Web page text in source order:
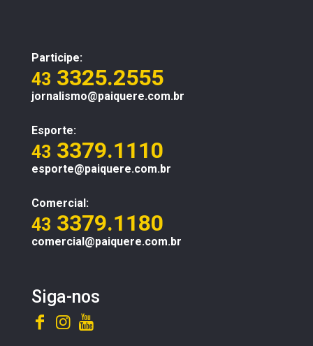
Participe:
43 3325.2555
jornalismo@paiquere.com.br
Esporte:
43 3379.1110
esporte@paiquere.com.br
Comercial:
43 3379.1180
comercial@paiquere.com.br
Siga-nos